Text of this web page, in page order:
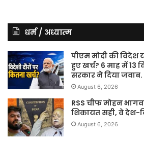
धर्म / अध्यात्म
पीएम मोदी की विदेश
हुए खर्च? 6 माह में 13
सरकार ने दिया जवाब.
August 6, 2026
RSS चीफ मोहन
शिकायत सही, वे देश-
August 6, 2026